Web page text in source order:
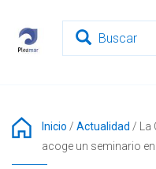
contenido
principal
Inicio / Actualidad /
acoge un seminario